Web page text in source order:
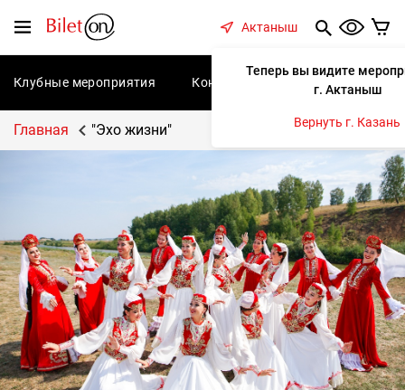
Меню
Актаныш
Теперь вы видите
г. Актаныш
Вернуть г. Казань
Клубные мероприятия Концерты Спектакли
Главная "Эхо жизни"